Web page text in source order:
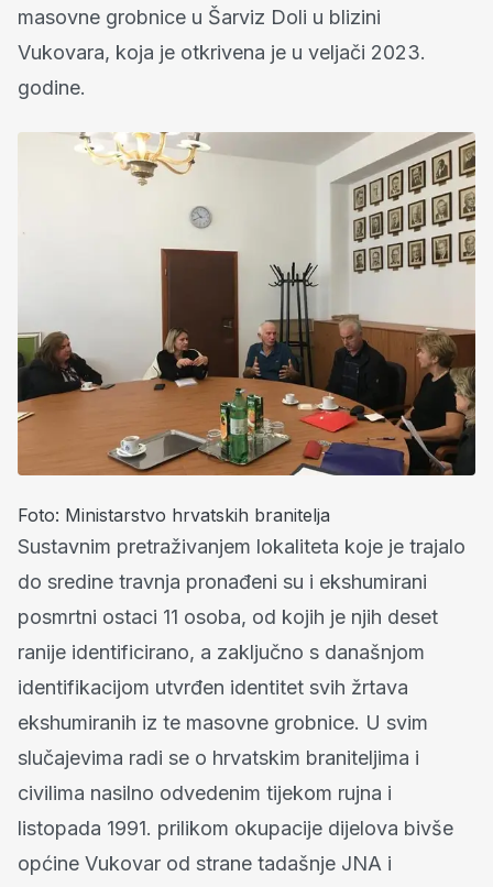
masovne grobnice u Šarviz Doli u blizini
Vukovara, koja je otkrivena je u veljači 2023.
godine.
Foto: Ministarstvo hrvatskih branitelja
Sustavnim pretraživanjem lokaliteta koje je trajalo
do sredine travnja pronađeni su i ekshumirani
posmrtni ostaci 11 osoba, od kojih je njih deset
ranije identificirano, a zaključno s današnjom
identifikacijom utvrđen identitet svih žrtava
ekshumiranih iz te masovne grobnice. U svim
slučajevima radi se o hrvatskim braniteljima i
civilima nasilno odvedenim tijekom rujna i
listopada 1991. prilikom okupacije dijelova bivše
općine Vukovar od strane tadašnje JNA i